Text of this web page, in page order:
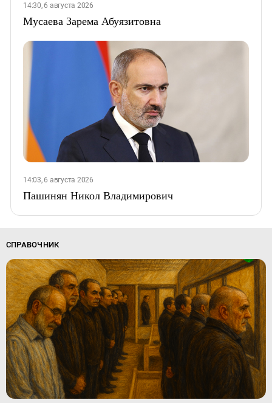
14:30, 6 августа 2026
Мусаева Зарема Абуязитовна
14:03, 6 августа 2026
Пашинян Никол Владимирович
СПРАВОЧНИК